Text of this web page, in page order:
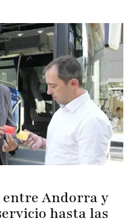
entre Andorra y
hasta las